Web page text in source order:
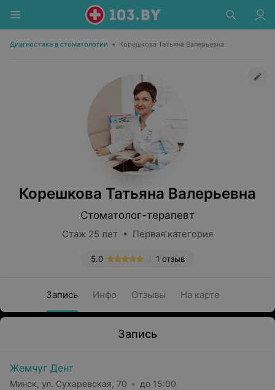
Диагностика в стоматологии • Корешкова Татьяна Валерьевна
Корешкова Татьяна Валерьевна
Стоматолог-терапевт
Стаж 25 лет • Первая категория
1 отзыв
5.0
Запись Инфо Отзывы На карте
Запись
Жемчуг Дент
Минск, ул. Сухаревская, 70 до 15:00